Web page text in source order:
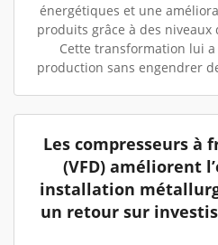
énergétiques et une
produits grâce à des
Cette transformation lui a
production sans engendrer
Les compresseurs à
(VFD) améliorent
installation
un retour sur